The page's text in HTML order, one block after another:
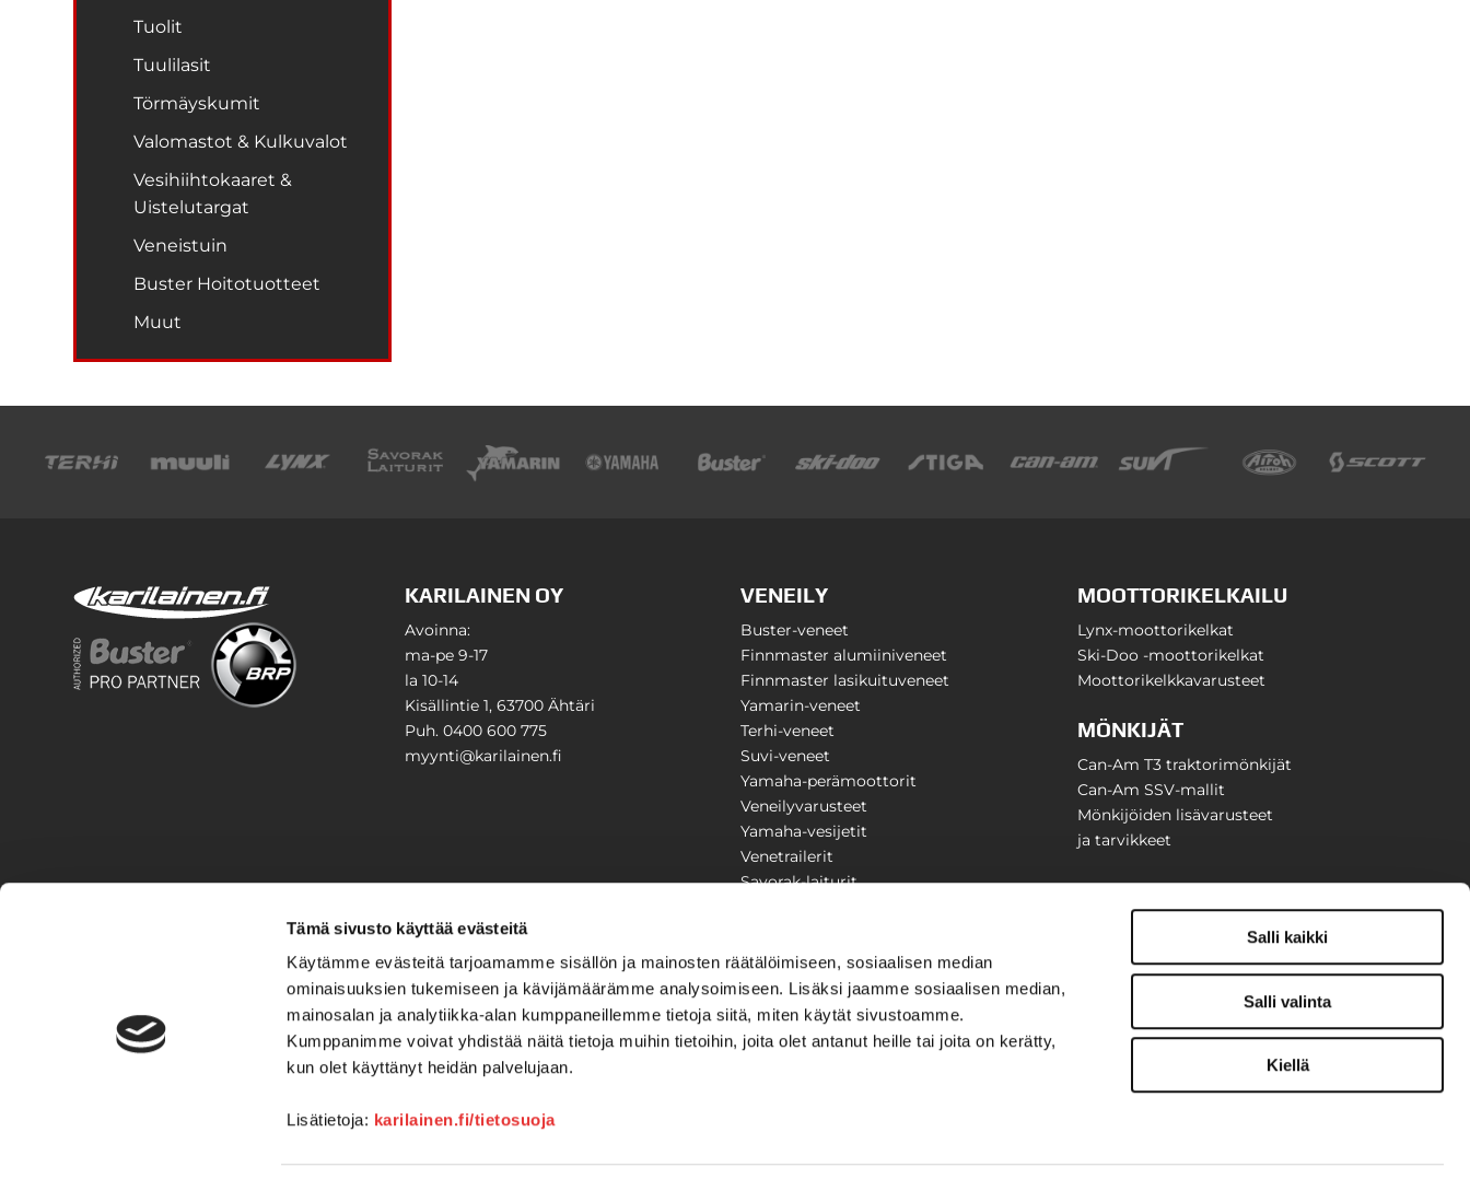
Tämä sivusto käyttää evästeitä
Käytämme evästeitä tarjoamamme sisällön ja mainosten räätälöimiseen, sosiaalisen median
ominaisuuksien tukemiseen ja kävijämäärämme analysoimiseen. Lisäksi jaamme sosiaalisen median,
mainosalan ja analytiikka-alan kumppaneillemme tietoja siitä, miten käytät sivustoamme.
Kumppanimme voivat yhdistää näitä tietoja muihin tietoihin, joita olet antanut heille tai joita on kerätty,
kun olet käyttänyt heidän palvelujaan.
Lisätietoja: karilainen.fi/tietosuoja
Salli kaikki
Salli valinta
Kiellä
Tuolit
Tuulilasit
Törmäyskumit
Valomastot & Kulkuvalot
Vesihiihtokaaret &
Uistelutargat
Veneistuin
Buster Hoitotuotteet
Muut
KARILAINEN OY
Avoinna:
ma-pe 9-17
la 10-14
Kisällintie 1, 63700 Ähtäri
Puh. 0400 600 775
myynti@karilainen.fi
VENEILY
Buster-veneet
Finnmaster alumiiniveneet
Finnmaster lasikuituveneet
Yamarin-veneet
Terhi-veneet
Suvi-veneet
Yamaha-perämoottorit
Veneilyvarusteet
Yamaha-vesijetit
Venetrailerit
Savorak-laiturit
MOOTTORIKELKAILU
Lynx-moottorikelkat
Ski-Doo -moottorikelkat
Moottorikelkkavarusteet
MÖNKIJÄT
Can-Am T3 traktorimönkijät
Can-Am SSV-mallit
Mönkijöiden lisävarusteet
ja tarvikkeet
PIHA & PUUTARHA
Stiga
VAIHTOLAITTEET
Veneet
Kelkat ja mönkijät
Yritysesittely
Yhteystiedot
Huolto ja korjaamo
Ajankohtaista